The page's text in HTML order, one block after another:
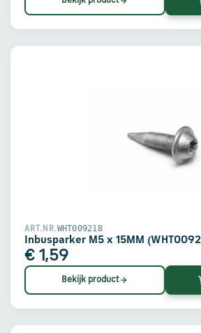
ART.NR.WHT009218
Inbusparker M5 x 15MM
€ 1,59
Bekijk product